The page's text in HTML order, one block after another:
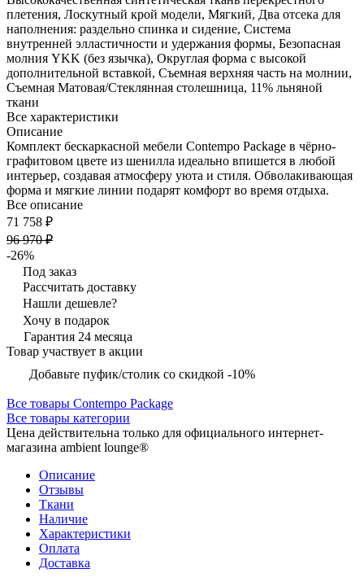
плетения, Лоскутный крой модели, Мягкий, Два отсека для
наполнения: раздельно спинка и сидение, Система
внутренней элластичности и удержания формы, Безопасная
молния YKK (без язычка), Округлая форма с высокой
дополнительной вставкой, Съемная верхняя часть на молнии,
Съемная Матовая/Стеклянная столешница, 11% льняной
ткани
Все характеристики
Описание
Комплект бескаркасной мебели Contempo Package в чёрно-
графитовом цвете из шенилла идеально впишется в любой
интерьер, создавая атмосферу уюта и стиля. Обволакивающая
форма и мягкие линии подарят комфорт во время отдыха.
Все описание
71 758 ₽
96 970 ₽
-26%
Под заказ
Рассчитать доставку
Нашли дешевле?
Хочу в подарок
Гарантия 24 месяца
Товар участвует в акции
Добавьте пуфик/столик со скидкой -10%
Все товары Contempo Package
Все товары категории
Цена действительна только для официального интернет-
магазина ambient lounge®
Описание
Отзывы
Ткани
Наличие
Характеристики
Оплата
Доставка